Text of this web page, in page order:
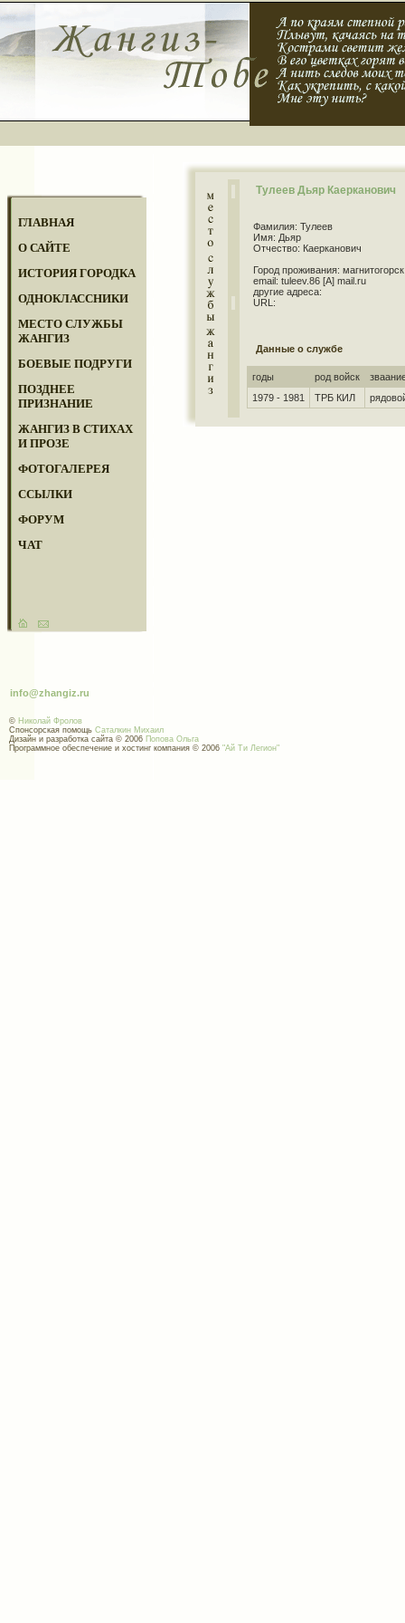
ГЛАВНАЯ
О САЙТЕ
ИСТОРИЯ ГОРОДКА
ОДНОКЛАССНИКИ
МЕСТО СЛУЖБЫ
ЖАНГИЗ
БОЕВЫЕ ПОДРУГИ
ПОЗДНЕЕ
ПРИЗНАНИЕ
ЖАНГИЗ В СТИХАХ
И ПРОЗЕ
ФОТОГАЛЕРЕЯ
ССЫЛКИ
ФОРУМ
ЧАТ
Тулеев Дьяр Каерканович
Фамилия: Тулеев
Имя: Дьяр
Отчество: Каерканович
Город проживания: магнитогорск
email: tuleev.86 [A] mail.ru
другие адреса:
URL:
Данные о службе
годы род войск
1979 - 1981
ТРБ КИЛ
info@zhangiz.ru
© Николай Фролов
Спонсорская помощь Саталкин Михаил
Дизайн и разработка сайта © 2006 Попова Ольга
Программное обеспечение и хостинг компания © 2006 "Ай Ти Легион"